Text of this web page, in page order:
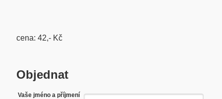
cena: 42,- Kč
Objednat
Vaše jméno a příjmení